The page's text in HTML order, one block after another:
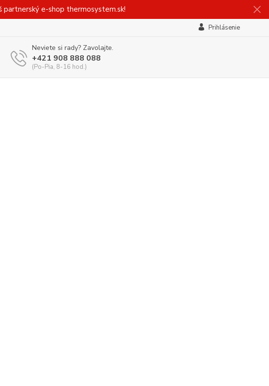
e-shop thermosystem.sk!
Prihlásenie
Neviete si rady? Zavolajte.
+421 908 888 088
(Po-Pia, 8-16 hod.)